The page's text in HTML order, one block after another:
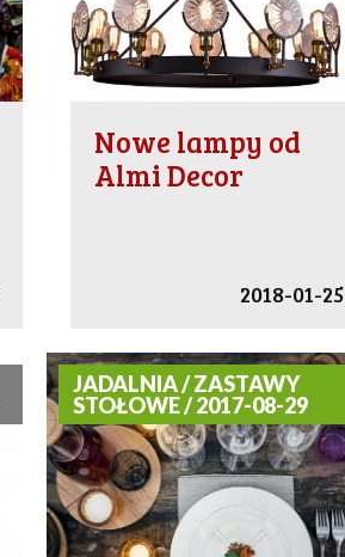
Nowe lampy od
Almi Decor
2018-01-25
JADALNIA / ZASTAWY
STOŁOWE / 2017-08-29